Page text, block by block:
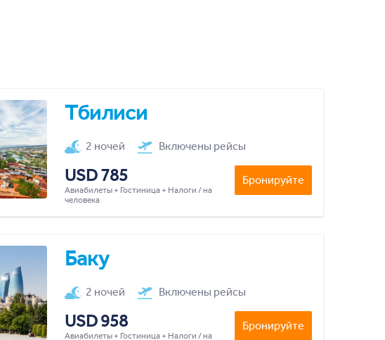
Тбилиси
2 ночей Включены рейсы
USD 785
Авиабилеты + Гостиница + Налоги / на
человека
Бронируйте
Баку
2 ночей Включены рейсы
USD 958
Авиабилеты + Гостиница + Налоги / на
Бронируйте